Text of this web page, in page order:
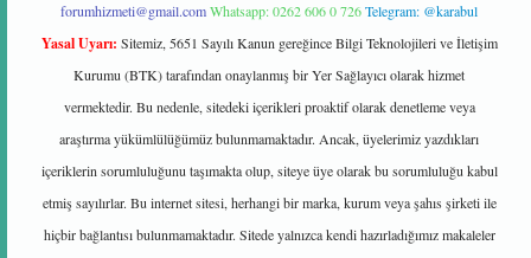
forumhizmeti@gmail.comWhatsapp: 0262 606 0 726Telegram: @karabul
Yasal Uyarı: Sitemiz, 5651 Sayılı Kanun gereğince Bilgi Teknolojileri ve İletişim
Kurumu (BTK) tarafından onaylanmış bir Yer Sağlayıcı olarak hizmet
vermektedir. Bu nedenle, sitedeki içerikleri proaktif olarak denetleme veya
araştırma yükümlülüğümüz bulunmamaktadır. Ancak, üyelerimiz yazdıkları
içeriklerin sorumluluğunu taşımakta olup, siteye üye olarak bu sorumluluğu kabul
etmiş sayılırlar. Bu internet sitesi, herhangi bir marka, kurum veya şahıs şirketi ile
hiçbir bağlantısı bulunmamaktadır. Sitede yalnızca kendi hazırladığımız makaleler